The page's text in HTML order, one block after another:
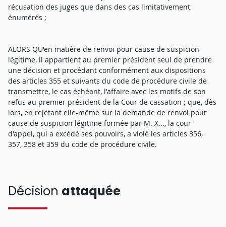
récusation des juges que dans des cas limitativement
énumérés ;
ALORS QU'en matière de renvoi pour cause de suspicion
légitime, il appartient au premier président seul de prendre
une décision et procédant conformément aux dispositions
des articles 355 et suivants du code de procédure civile de
transmettre, le cas échéant, l'affaire avec les motifs de son
refus au premier président de la Cour de cassation ; que, dès
lors, en rejetant elle-même sur la demande de renvoi pour
cause de suspicion légitime formée par M. X..., la cour
d'appel, qui a excédé ses pouvoirs, a violé les articles 356,
357, 358 et 359 du code de procédure civile.
Décision attaquée